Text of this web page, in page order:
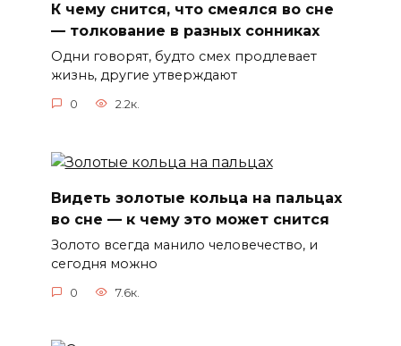
К чему снится, что смеялся во сне
— толкование в разных сонниках
Одни говорят, будто смех продлевает
жизнь, другие утверждают
0 2.2к.
Видеть золотые кольца на пальцах
во сне — к чему это может снится
Золото всегда манило человечество, и
сегодня можно
0 7.6к.